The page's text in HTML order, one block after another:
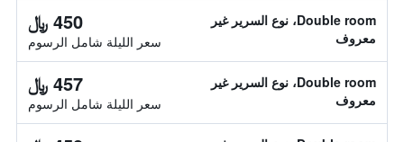
Double room، نوع السرير غير
معروف
450 ﷼
سعر الليلة شامل الرسوم
Double room، نوع السرير غير
معروف
457 ﷼
سعر الليلة شامل الرسوم